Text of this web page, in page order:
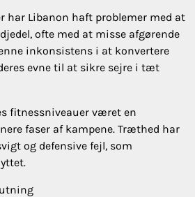
har Libanon haft problemer med at
ofte med at misse afgørende
inkonsistens i at konvertere
evne til at sikre sejre i tæt
fitnessniveauer været en
faser af kampene. Træthed har
og defensive fejl, som